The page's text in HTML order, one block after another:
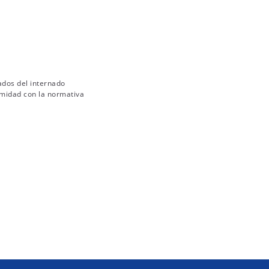
del internado
con la normativa